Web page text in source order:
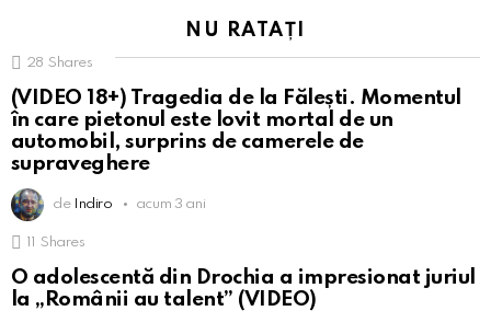
NU RATAȚI
28 Shares
(VIDEO 18+) Tragedia de la Fălești. Momentul
în care pietonul este lovit mortal de un
automobil, surprins de camerele de
supraveghere
de Indiro acum 3 ani
11 Shares
O adolescentă din Drochia a impresionat juriul
la „Românii au talent” (VIDEO)